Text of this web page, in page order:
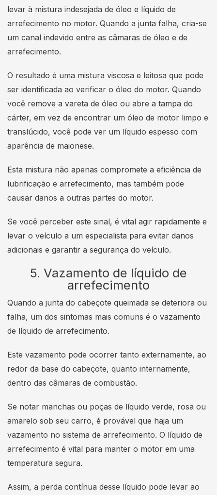
levar à mistura indesejada de óleo e líquido de
arrefecimento no motor. Quando a junta falha, cria-se
um canal indevido entre as câmaras de óleo e de
arrefecimento.
O resultado é uma mistura viscosa e leitosa que pode
ser identificada ao verificar o óleo do motor. Quando
você remove a vareta de óleo ou abre a tampa do
cárter, em vez de encontrar um óleo de motor limpo e
translúcido, você pode ver um líquido espesso com
aparência de maionese.
Esta mistura não apenas compromete a eficiência de
lubrificação e arrefecimento, mas também pode
causar danos a outras partes do motor.
Se você perceber este sinal, é vital agir rapidamente e
levar o veículo a um especialista para evitar danos
adicionais e garantir a segurança do veículo.
5. Vazamento de líquido de
arrefecimento
Quando a junta do cabeçote queimada se deteriora ou
falha, um dos sintomas mais comuns é o vazamento
de líquido de arrefecimento.
Este vazamento pode ocorrer tanto externamente, ao
redor da base do cabeçote, quanto internamente,
dentro das câmaras de combustão.
Se notar manchas ou poças de líquido verde, rosa ou
amarelo sob seu carro, é provável que haja um
vazamento no sistema de arrefecimento. O líquido de
arrefecimento é vital para manter o motor em uma
temperatura segura.
Assim, a perda contínua desse líquido pode levar ao